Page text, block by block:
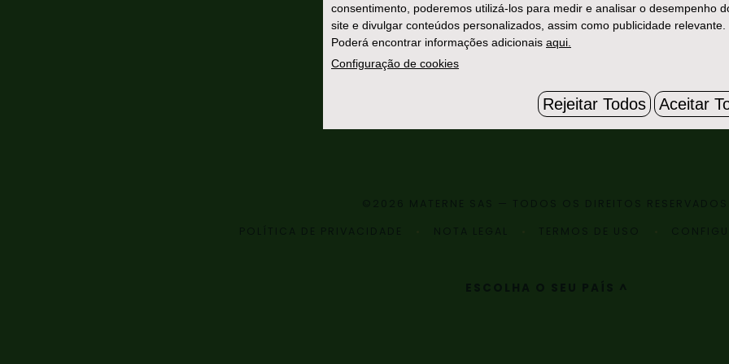
consentimento, poderemos utilizá-los para medir e analisar o desempenho
site e divulgar conteúdos personalizados, assim como publicidade relevante.
Poderá encontrar informações adicionais aqui.
Configuração de cookies
Rejeitar Todos Aceitar